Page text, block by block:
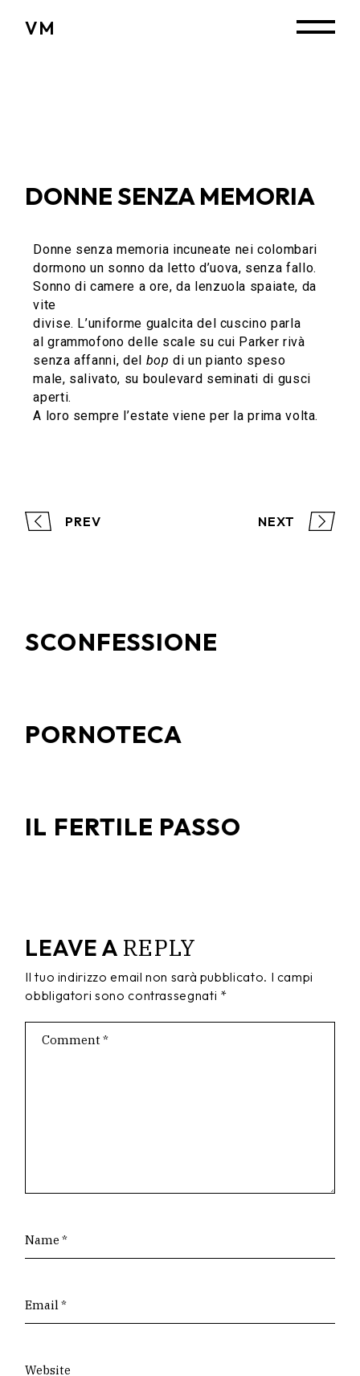
VM
DONNE SENZA MEMORIA
Donne senza memoria incuneate nei colombari
dormono un sonno da letto d’uova, senza fallo.
Sonno di camere a ore, da lenzuola spaiate, da
vite
divise. L’uniforme gualcita del cuscino parla
al grammofono delle scale su cui Parker rivà
senza affanni, del bopdi un pianto speso
male, salivato, su boulevard seminati di gusci
aperti.
A loro sempre l’estate viene per la prima volta.
PREV NEXT
SCONFESSIONE
PORNOTECA
IL FERTILE PASSO
LEAVE A REPLY
Il tuo indirizzo email non sarà pubblicato. I campi
obbligatori sono contrassegnati *